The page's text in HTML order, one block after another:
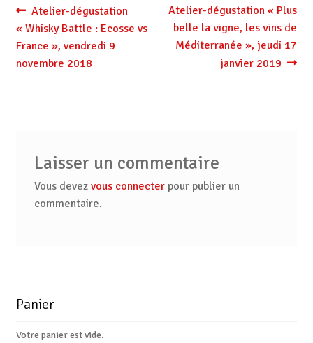
Navigation
de
l’article
Article
précédent :
Atelier-dégustation
« Whisky Battle : Ecosse vs
France », vendredi 9
novembre 2018
Article
suivant :
Atelier-dégustation « Plus
belle la vigne, les vins de
Méditerranée », jeudi 17
janvier 2019
Laisser un commentaire
Vous devez vous connecterpour publier un
commentaire.
Panier
Votre panier est vide.